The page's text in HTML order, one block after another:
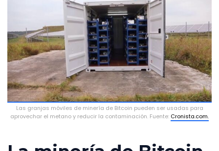
Las granjas móviles de minería de Bitcoin pueden ser usadas para
aprovechar el metano y reducir la contaminación. Fuente: Cronista.com.